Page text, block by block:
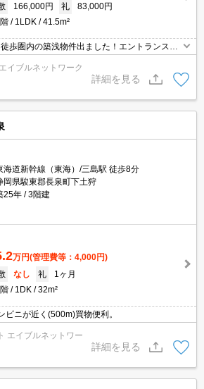
166,000円 礼
83,000円
1LDK 41.5m²
歩圏内の築浅物件出ました！エントランスオ
ラ、宅配BOX,専用ゴミ置き場、インターネッ
の方にオススメです！個人契約の場合、更新
イブルネットワーク
詳細を見る
海道新幹線（東海）/三島駅 徒歩8分
岡県駿東郡長泉町下土狩
25年
3階建
万円(管理費等：4,000円)
なし 礼
1ヶ月
1DK 32m²
ビニが近く(500m)買物便利。
エイブルネットワー
詳細を見る